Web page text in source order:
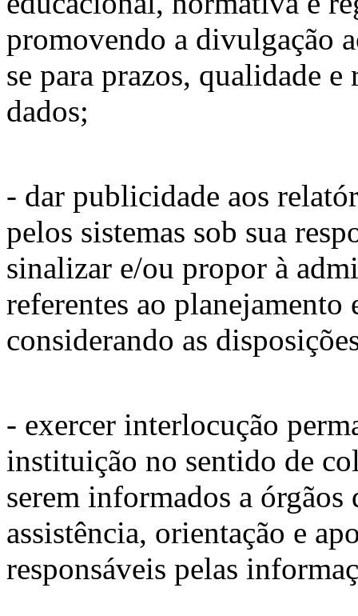
promovendo a divulgação
se para prazos, qualidade
dados;
- dar publicidade aos
pelos sistemas sob sua
sinalizar e/ou propor à
referentes ao planejamento
considerando as
- exercer interlocução
instituição no sentido de
serem informados a
assistência, orientação e
responsáveis pelas